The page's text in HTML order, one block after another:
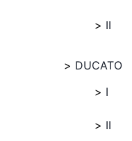
II
DUCATO
I
II